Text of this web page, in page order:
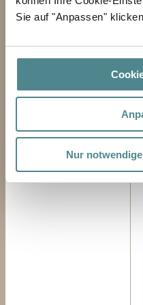
Sie auf "Anpassen"
Nur
E-MAIL-ADRESSE
TELEFON